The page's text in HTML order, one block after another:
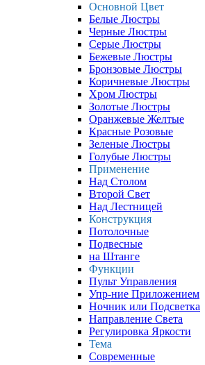
Основной Цвет
Белые Люстры
Черные Люстры
Серые Люстры
Бежевые Люстры
Бронзовые Люстры
Коричневые Люстры
Хром Люстры
Золотые Люстры
Оранжевые Желтые
Красные Розовые
Зеленые Люстры
Голубые Люстры
Применение
Над Столом
Второй Свет
Над Лестницей
Конструкция
Потолочные
Подвесные
на Штанге
Функции
Пульт Управления
Упр-ние Приложением
Ночник или Подсветка
Направление Света
Регулировка Яркости
Тема
Современные